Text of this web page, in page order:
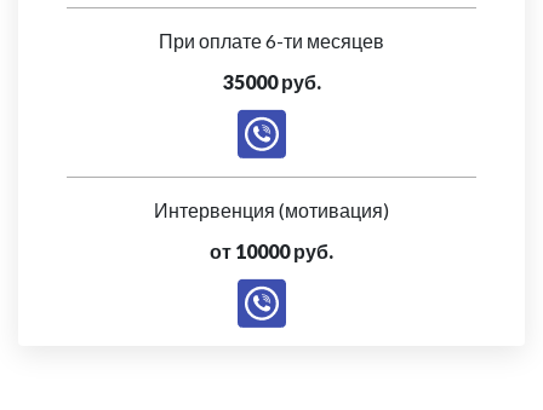
При оплате 6-ти месяцев
35000 руб.
Интервенция (мотивация)
от 10000 руб.